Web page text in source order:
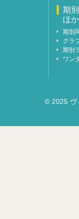
期
ほか
期別
クラ
期別
ワン
© 2025 ヴ